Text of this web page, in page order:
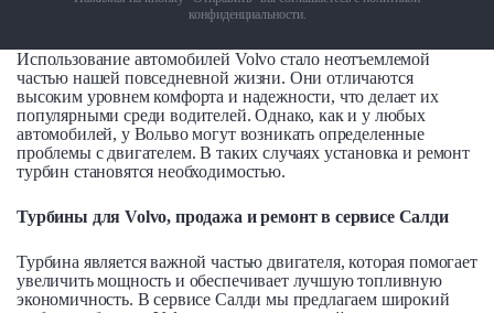
конфиденциальности.
Использование автомобилей Volvo стало неотъемлемой
частью нашей повседневной жизни. Они отличаются
высоким уровнем комфорта и надежности, что делает их
популярными среди водителей. Однако, как и у любых
автомобилей, у Вольво могут возникать определенные
проблемы с двигателем. В таких случаях установка и ремонт
турбин становятся необходимостью.
Турбины для Volvo, продажа и ремонт в сервисе Салди
Турбина является важной частью двигателя, которая помогает
увеличить мощность и обеспечивает лучшую топливную
экономичность. В сервисе Салди мы предлагаем широкий